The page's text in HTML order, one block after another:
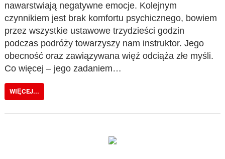
nawarstwiają negatywne emocje. Kolejnym
czynnikiem jest brak komfortu psychicznego, bowiem
przez wszystkie ustawowe trzydzieści godzin
podczas podróży towarzyszy nam instruktor. Jego
obecność oraz zawiązywana więź odciąża złe myśli.
Co więcej – jego zadaniem…
WIĘCEJ...